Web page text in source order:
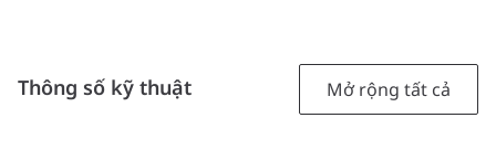
Thông số kỹ thuật Mở rộng tất cả